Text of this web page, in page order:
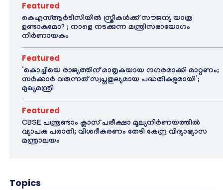
Featured
കെഎസ്ആർടിസിയിൽ സ്ത്രീകൾക്ക് സൗജന്യ യാത്ര
ഉണ്ടാകുമോ? ; നാളെ നടക്കുന്ന മന്ത്രിസഭായോഗം
നിർണായകം
Featured
‘കൊച്ചിയെ രാജ്യത്തിന് മാതൃകയായ നഗരമാക്കി മാറ്റണം;
സർക്കാർ വരുന്നത് സ്വപ്നതുല്യമായ പദ്ധതികളുമായി’;
മുഖ്യമന്ത്രി
Featured
CBSE പന്ത്രണ്ടാം ക്ലാസ് പരീക്ഷാ മൂല്യനിർണയത്തിൽ
വ്യാപക പരാതി; വിശദീകരണം തേടി കേന്ദ്ര വിദ്യാഭ്യാസ
മന്ത്രാലയം
Topics